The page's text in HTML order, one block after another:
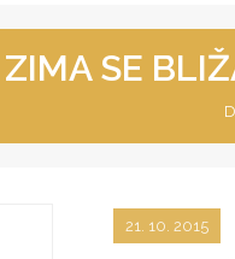
ZIMA SE
21. 10. 2015